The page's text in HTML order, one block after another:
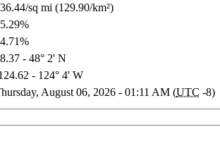
sq mi (129.90/km²)
- 48° 2' N
- 124° 4' W
August 06, 2026 - 01:11 AM (UTC -8)